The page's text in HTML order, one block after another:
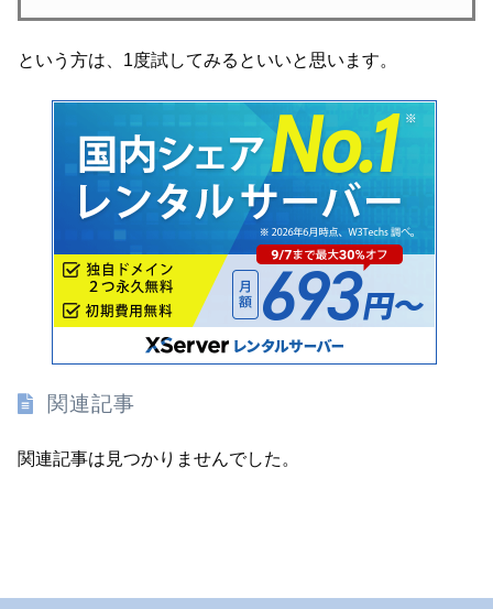
という方は、1度試してみるといいと思います。
関連記事
関連記事は見つかりませんでした。